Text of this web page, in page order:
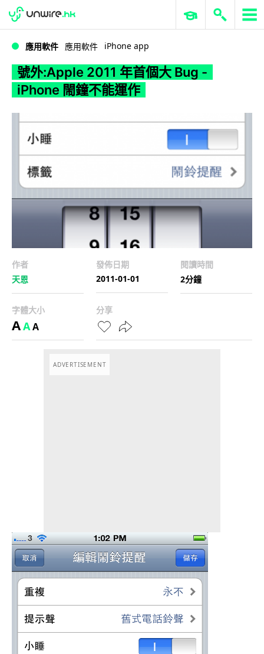
WWDC 2026 ERP 與商業 AI
應用軟件 應用軟件 iPhone app
號外:Apple 2011 年首個大 Bug -
iPhone 閙鐘不能運作
作者
天恩
發佈日期
2011-01-01
閱讀時間
2分鐘
字體大小
AAA
分享
ADVERTISEMENT